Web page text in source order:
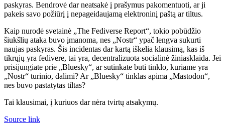
paskyras. Bendrovė dar neatsakė į prašymus pakomentuoti, ar ji
pakeis savo požiūrį į nepageidaujamą elektroninį paštą ar tiltus.
Kaip nurodė svetainė „The Fediverse Report“, tokio pobūdžio
šiukšlių ataka buvo įmanoma, nes „Nostr“ ypač lengva sukurti
naujas paskyras. Šis incidentas dar kartą iškelia klausimą, kas iš
tikrųjų yra fedivere, tai yra, decentralizuota socialinė žiniasklaida. Jei
prisijungiate prie „Bluesky“, ar sutinkate būti tinklo, kuriame yra
„Nostr“ turinio, dalimi? Ar „Bluesky“ tinklas apima „Mastodon“,
nes buvo pastatytas tiltas?
Tai klausimai, į kuriuos dar nėra tvirtų atsakymų.
Source link